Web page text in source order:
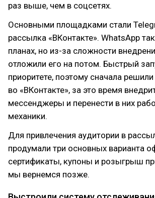
раз выше, чем в соцсетях.
Основными площадками стали
рассылка «ВКонтакте». WhatsApp
планах, но из-за сложности
отложили его на потом. Быстрый
приоритете, поэтому сначала решили
во «ВКонтакте», за это время
мессенджеры и перенести в них
механики.
Для привлечения аудитории в
продумали три основных варианта
сертификаты, купоны и розыгрыш
мы вернемся позже.